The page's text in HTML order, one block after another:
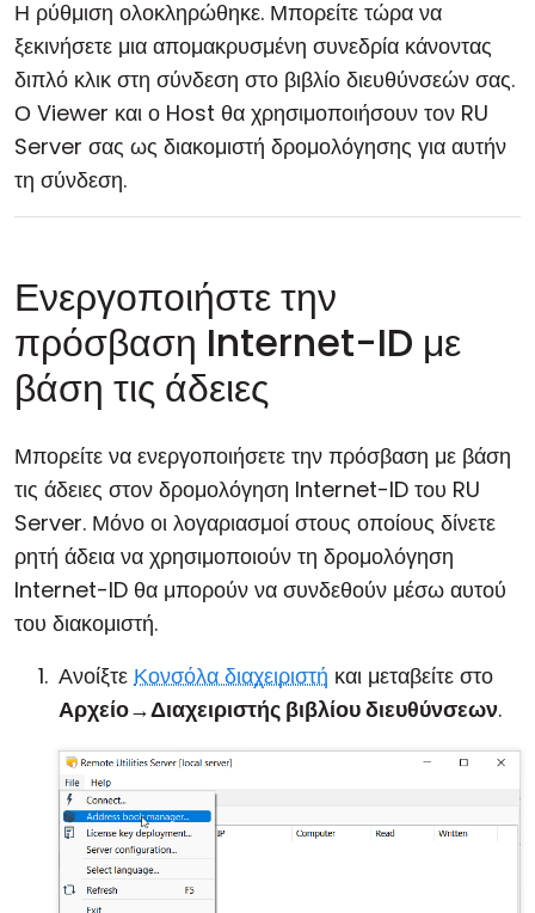
Η ρύθμιση ολοκληρώθηκε. Μπορείτε τώρα να
ξεκινήσετε μια απομακρυσμένη συνεδρία κάνοντας
διπλό κλικ στη σύνδεση στο βιβλίο διευθύνσεών σας.
Ο Viewer και ο Host θα χρησιμοποιήσουν τον RU
Server σας ως διακομιστή δρομολόγησης για αυτήν
τη σύνδεση.
Ενεργοποιήστε την
πρόσβαση Internet-ID με
βάση τις άδειες
Μπορείτε να ενεργοποιήσετε την πρόσβαση με βάση
τις άδειες στον δρομολόγηση Internet-ID του RU
Server. Μόνο οι λογαριασμοί στους οποίους δίνετε
ρητή άδεια να χρησιμοποιούν τη δρομολόγηση
Internet-ID θα μπορούν να συνδεθούν μέσω αυτού
του διακομιστή.
Ανοίξτε Κονσόλα διαχειριστή και μεταβείτε στο
Αρχείο→Διαχειριστής βιβλίου διευθύνσεων.